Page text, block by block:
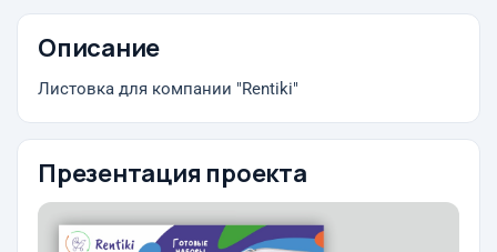
Описание
Листовка для компании "Rentiki"
Презентация проекта